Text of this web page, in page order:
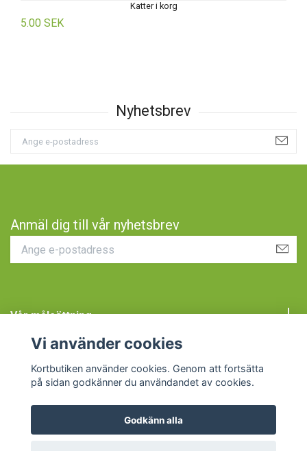
Katter i korg
5.00 SEK
Anmäl dig till vår nyhetsbrev
Vår målsättning
Vi använder cookies
Kortbutiken använder cookies. Genom att fortsätta
på sidan godkänner du användandet av cookies.
Godkänn alla